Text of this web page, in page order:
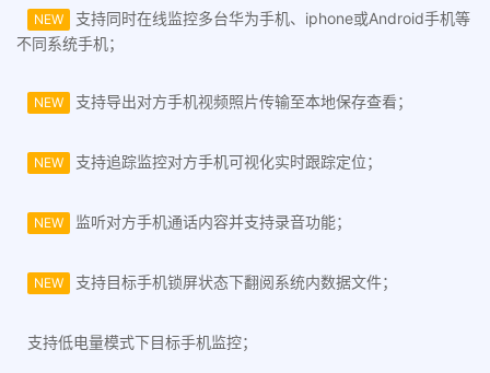
NEW
支持同时在线监控多台华为手机、iphone或Android手机等
不同系统手机；
NEW 支持导出对方手机视频照片传输至本地保存查看；
NEW 支持追踪监控对方手机可视化实时跟踪定位；
NEW 监听对方手机通话内容并支持录音功能；
NEW 支持目标手机锁屏状态下翻阅系统内数据文件；
支持低电量模式下目标手机监控；